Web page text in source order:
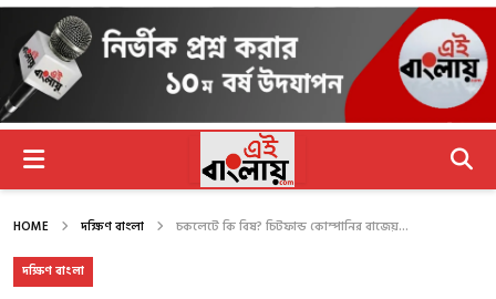
HOME দক্ষিণ বাংলা চকলেটে কি বিষ? চিটফান্ড কোম্পানির বাজেয়...
দক্ষিণ বাংলা